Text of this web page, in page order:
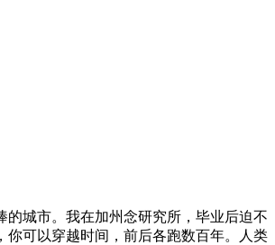
城市。我在加州念研究所，毕业后迫不
可以穿越时间，前后各跑数百年。人类